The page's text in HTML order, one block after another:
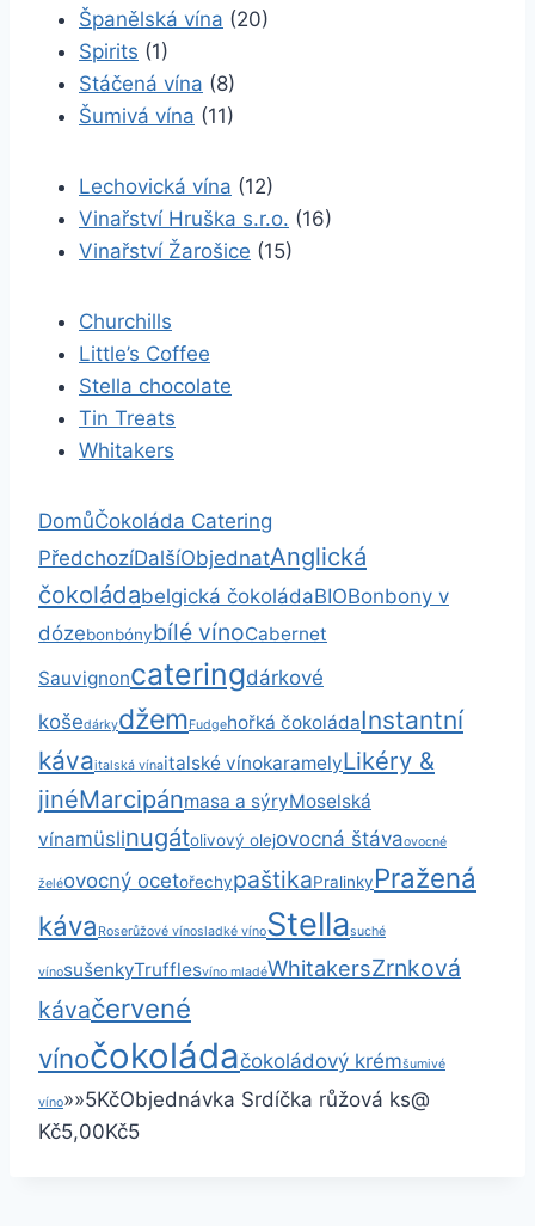
Španělská vína (20)
Spirits (1)
Stáčená vína (8)
Šumivá vína (11)
Lechovická vína (12)
Vinařství Hruška s.r.o. (16)
Vinařství Žarošice (15)
Churchills
Little’s Coffee
Stella chocolate
Tin Treats
Whitakers
DomůČokoláda Catering
PředchozíDalšíObjednatAnglická
čokoládabelgická čokoládaBIOBonbony v
dózebonbónybílé vínoCabernet
Sauvignoncateringdárkové
košedárkydžemFudgehořká čokoládaInstantní
kávaitalská vínaitalské vínokaramelyLikéry &
jinéMarcipánmasa a sýryMoselská
vínamüslinugátolivový olejovocná štávaovocné
želéovocný ocetořechypaštikaPralinkyPražená
káva Roserůžové vínosladké vínoStellasuché
vínosušenkyTrufflesvíno mladéWhitakersZrnková
kávačervené
vínočokoládačokoládový krémšumivé
víno»»5KčObjednávka Srdíčka růžová ks@
Kč5,00Kč5